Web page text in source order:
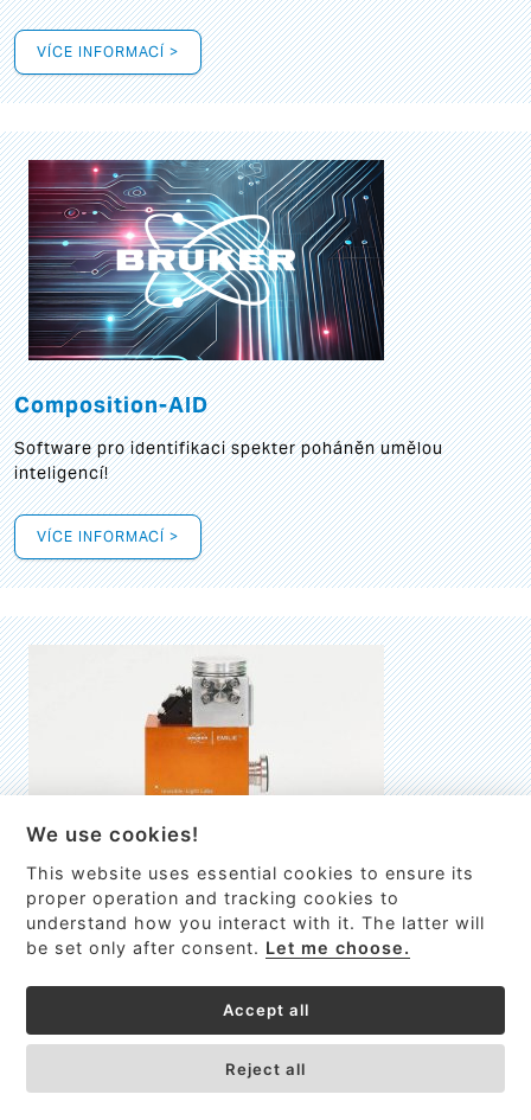
VÍCE INFORMACÍ >
Composition-AID
Software pro identifikaci spekter poháněn umělou
inteligencí!
VÍCE INFORMACÍ >
EMILIE
První nano-elektro-mechanický (NEMS) FTIR analyzátor
We use cookies!
This website uses essential cookies to ensure its
proper operation and tracking cookies to
understand how you interact with it. The latter will
be set only after consent. Let me choose.
Accept all
Reject all